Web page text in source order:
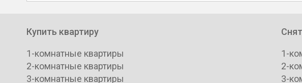
Купить квартиру
1-комнатные квартиры
2-комнатные квартиры
3-комнатные квартиры
1-
2-
3-